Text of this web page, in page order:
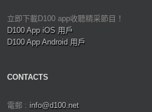
立即下載D100 app收聽精采節目！
D100 App iOS 用戶
D100 App Android 用戶
CONTACTS
電郵 : info@d100.net